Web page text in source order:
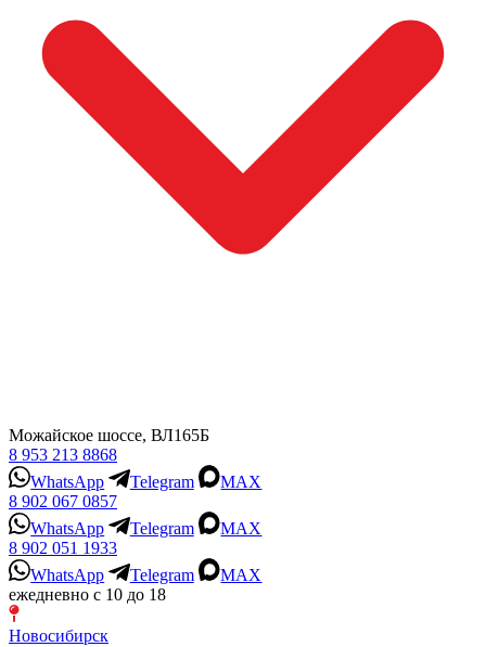
Можайское шоссе, ВЛ165Б
8 953 213 8868
WhatsApp
Telegram
MAX
8 902 067 0857
WhatsApp
Telegram
MAX
8 902 051 1933
WhatsApp
Telegram
MAX
ежедневно с 10 до 18
Новосибирск